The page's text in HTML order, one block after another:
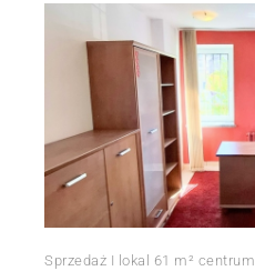
Sprzedaż I lokal 61 m²